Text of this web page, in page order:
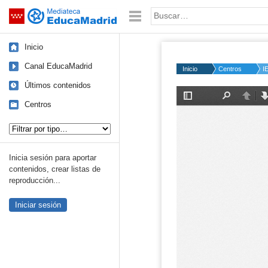
Saltar navegación Palabra o frase:
Inicio
Canal EducaMadrid
Últimos contenidos
Centros
Inicia sesión para aportar
contenidos, crear listas de
reproducción...
Iniciar sesión
Inicio Centros